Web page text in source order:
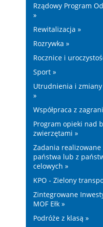
Rządowy Program
»
Rewitalizacja »
Rozrywka »
Rocznice i
Sport »
Utrudnienia i
»
Współpraca z
Program opieki nad
zwierzętami »
Zadania
państwa lub z
celowych »
KPO - Zielony
Zintegrowane
MOF Ełk »
Podróże z klasą »